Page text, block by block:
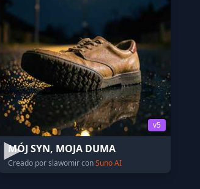
v5
MÓJ SYN, MOJA DUMA
Creado por slawomir conSuno AI